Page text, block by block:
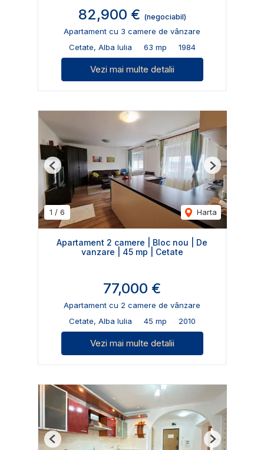
82,900 € (negociabil)
Apartament cu 3 camere de vânzare
Cetate, Alba Iulia
63 mp 1984
Vezi mai multe detalii
1 / 6 Harta
Previous Next
Apartament 2 camere | Bloc nou | De
vanzare | 45 mp | Cetate
77,000 €
Apartament cu 2 camere de vânzare
Cetate, Alba Iulia
45 mp 2010
Vezi mai multe detalii
Previous Next